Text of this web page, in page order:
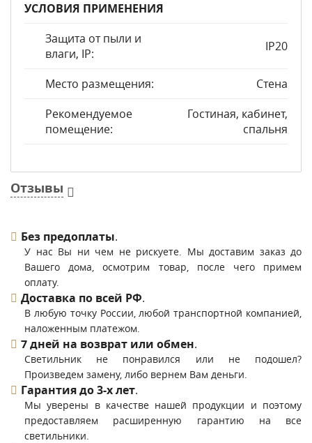
УСЛОВИЯ ПРИМЕНЕНИЯ
Защита от пыли и
влаги, IP:
IP20
Место размещения:
Стена
Рекомендуемое
помещение:
Гостиная, кабинет,
спальня
Отзывы
Без предоплаты.
У нас Вы ни чем не рискуете. Мы доставим заказ до
Вашего дома, осмотрим товар, после чего примем
оплату.
Доставка по всей РФ.
В любую точку России, любой транспортной компанией,
наложенным платежом.
7 дней на возврат или обмен.
Светильник не понравился или не подошел?
Произведем замену, либо вернем Вам деньги.
Гарантия до 3-х лет.
Мы уверены в качестве нашей продукции и поэтому
предоставляем расширенную гарантию на все
светильники.